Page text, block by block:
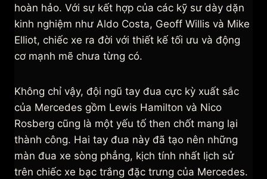
hoàn hảo. Với sự kết hợp của các kỹ sư dày dặn
kinh nghiệm như Aldo Costa, Geoff Willis và Mike
Elliot, chiếc xe ra đời với thiết kế tối ưu và động
cơ mạnh mẽ chưa từng có.
Không chỉ vậy, đội ngũ tay đua cực kỳ xuất sắc
của Mercedes gồm Lewis Hamilton và Nico
Rosberg cũng là một yếu tố then chốt mang lại
thành công. Hai tay đua này đã tạo nên những
màn đua xe sòng phẳng, kịch tính nhất lịch sử
trên chiếc xe bạc trắng đặc trưng của Mercedes.